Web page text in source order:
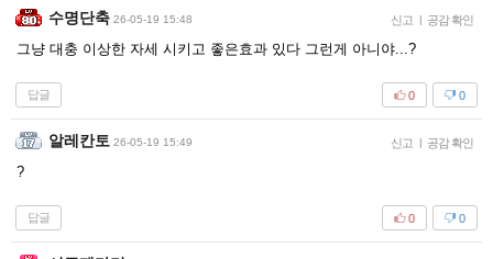
수명단축 26-05-19 15:48 신고 공감 확인
그냥 대충 이상한 자세 시키고 좋은효과 있다 그런게 아니야...?
답글 0
0
알레칸토 26-05-19 15:49 신고 공감 확인
?
답글 0
0